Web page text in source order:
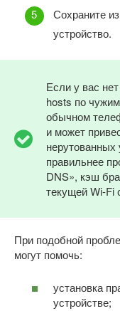
Сохраните
устройство.
Если у вас
hosts по
обычном
и может
нерутованных
правильнее
DNS», кэш
текущей Wi-Fi
При подобной
могут помочь:
установка
устройстве;